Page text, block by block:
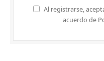
Al registrarse,
acuerdo de